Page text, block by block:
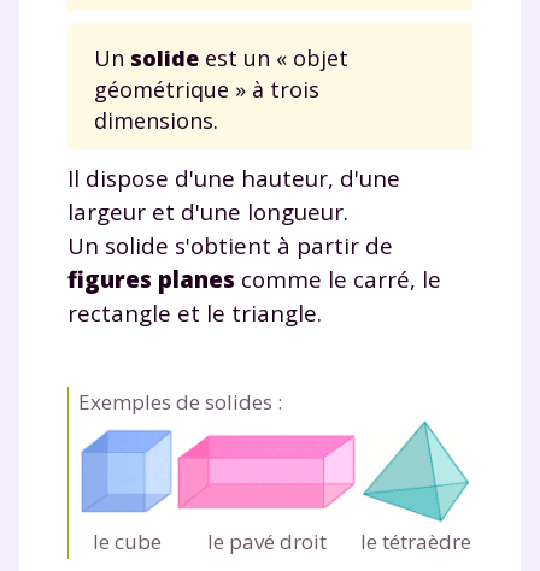
Un solide est un « objet
géométrique » à trois
dimensions.
Il dispose d'une hauteur, d'une
largeur et d'une longueur.
Un solide s'obtient à partir de
figures planes comme le carré, le
rectangle et le triangle.
Exemples de solides :
le cube le pavé droit le tétraèdre